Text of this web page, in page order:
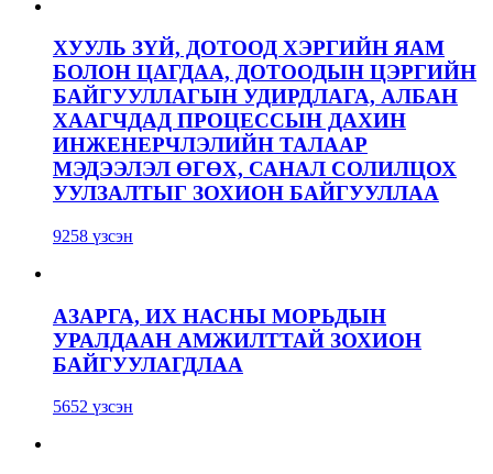
ХУУЛЬ ЗҮЙ, ДОТООД ХЭРГИЙН ЯАМ
БОЛОН ЦАГДАА, ДОТООДЫН ЦЭРГИЙН
БАЙГУУЛЛАГЫН УДИРДЛАГА, АЛБАН
ХААГЧДАД ПРОЦЕССЫН ДАХИН
ИНЖЕНЕРЧЛЭЛИЙН ТАЛААР
МЭДЭЭЛЭЛ ӨГӨХ, САНАЛ СОЛИЛЦОХ
УУЛЗАЛТЫГ ЗОХИОН БАЙГУУЛЛАА
9258 үзсэн
АЗАРГА, ИХ НАСНЫ МОРЬДЫН
УРАЛДААН АМЖИЛТТАЙ ЗОХИОН
БАЙГУУЛАГДЛАА
5652 үзсэн